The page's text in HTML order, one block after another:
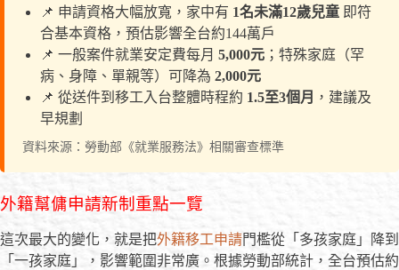
📌 申請資格大幅放寬，家中有 1名未滿12歲兒童 即符
合基本資格，預估影響全台約144萬戶
📌 一般案件就業安定費每月 5,000元 ；特殊家庭（罕
病、身障、單親等）可降為 2,000元
📌 從送件到移工入台整體時程約 1.5至3個月 ，建議及
早規劃
資料來源：勞動部《就業服務法》相關審查標準
外籍幫傭申請新制重點一覽
這次最大的變化，就是把外籍移工申請門檻從「多孩家庭」降到
「一孩家庭」，影響範圍非常廣。根據勞動部統計，全台預估約